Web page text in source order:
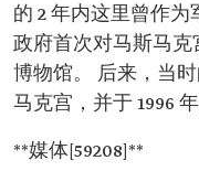
的 2 年内这里曾作为
政府首次对马斯马
博物馆。 后来，当
马克宫，并于 1996 年
**媒体[59208]**